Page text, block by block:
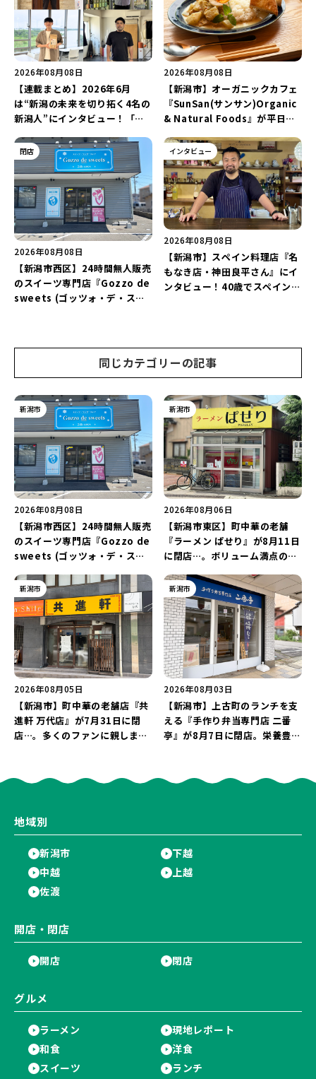
2026年08月08日
【連載まとめ】2026年6月
は“新潟の未来を切り拓く4名の
新潟人”にインタビュー！「学
トグラファー」など要チェック
♪
2026年08月08日
【新潟市】オーガニックカフェ
『SunSan(サンサン)Organic
& Natural Foods』が平日ラ
「抗酸化☆レモンチキンカレ
ー」と「美容と健康を考えたプ
レートランチ」を実食レポート
♪
閉店
2026年08月08日
【新潟市西区】24時間無人販売
のスイーツ専門店『Gozzo de
sweets (ゴッツォ・デ・スイ
インタビュー
2026年08月08日
【新潟市】スペイン料理店『名
もなき店・神田良平さん』にイ
ンタビュー！40歳でスペインへ
同じカテゴリーの記事
新潟市
2026年08月08日
【新潟市西区】24時間無人販売
のスイーツ専門店『Gozzo de
sweets (ゴッツォ・デ・スイ
店…。一部商品は姉妹店で販売
継続！
新潟市
2026年08月06日
【新潟市東区】町中華の老舗
『ラーメン ぱせり』が8月11日
に閉店…。ボリューム満点の名
新潟市
2026年08月05日
【新潟市】町中華の老舗店『共
進軒 万代店』が7月31日に閉
店…。多くのファンに親しまれ
新潟市
2026年08月03日
【新潟市】上古町のランチを支
える『手作り弁当専門店 二番
亭』が8月7日に閉店。栄養豊富
地域別
新潟市
下越
中越
上越
佐渡
開店・閉店
開店 閉店
グルメ
ラーメン
現地レポート
和食
洋食
スイーツ
ランチ